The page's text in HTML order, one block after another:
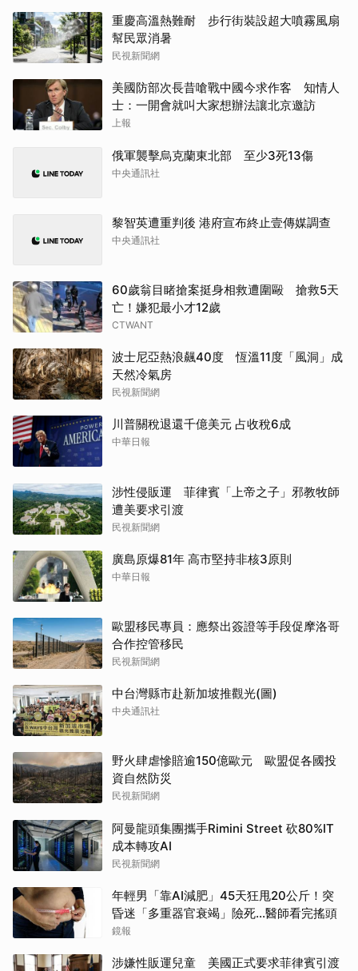
重慶高溫熱難耐 步行街裝設超大噴霧風扇
幫民眾消暑
民視新聞網
美國防部次長昔嗆戰中國今求作客 知情人
士：一開會就叫大家想辦法讓北京邀訪
上報
俄軍襲擊烏克蘭東北部 至少3死13傷
中央通訊社
黎智英遭重判後 港府宣布終止壹傳媒調查
中央通訊社
60歲翁目睹搶案挺身相救遭圍毆 搶救5天
亡！嫌犯最小才12歲
CTWANT
波士尼亞熱浪飆40度 恆溫11度「風洞」成
天然冷氣房
民視新聞網
川普關稅退還千億美元 占收稅6成
中華日報
涉性侵販運 菲律賓「上帝之子」邪教牧師
遭美要求引渡
民視新聞網
廣島原爆81年 高市堅持非核3原則
中華日報
歐盟移民專員：應祭出簽證等手段促摩洛哥
合作控管移民
民視新聞網
中台灣縣市赴新加坡推觀光(圖)
中央通訊社
野火肆虐慘賠逾150億歐元 歐盟促各國投
資自然防災
民視新聞網
阿曼龍頭集團攜手Rimini Street 砍80%IT
成本轉攻AI
民視新聞網
年輕男「靠AI減肥」45天狂甩20公斤！突
昏迷「多重器官衰竭」險死...醫師看完搖頭
鏡報
涉嫌性販運兒童 美國正式要求菲律賓引渡